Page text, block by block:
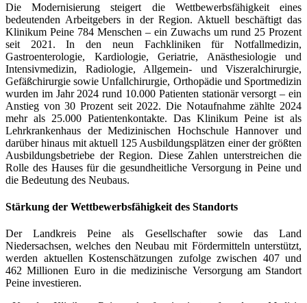
Die Modernisierung steigert die Wettbewerbsfähigkeit eines
bedeutenden Arbeitgebers in der Region. Aktuell beschäftigt das
Klinikum Peine 784 Menschen – ein Zuwachs um rund 25 Prozent
seit 2021. In den neun Fachkliniken für Notfallmedizin,
Gastroenterologie, Kardiologie, Geriatrie, Anästhesiologie und
Intensivmedizin, Radiologie, Allgemein- und Viszeralchirurgie,
Gefäßchirurgie sowie Unfallchirurgie, Orthopädie und Sportmedizin
wurden im Jahr 2024 rund 10.000 Patienten stationär versorgt – ein
Anstieg von 30 Prozent seit 2022. Die Notaufnahme zählte 2024
mehr als 25.000 Patientenkontakte. Das Klinikum Peine ist als
Lehrkrankenhaus der Medizinischen Hochschule Hannover und
darüber hinaus mit aktuell 125 Ausbildungsplätzen einer der größten
Ausbildungsbetriebe der Region. Diese Zahlen unterstreichen die
Rolle des Hauses für die gesundheitliche Versorgung in Peine und
die Bedeutung des Neubaus.
Stärkung der Wettbewerbsfähigkeit des Standorts
Der Landkreis Peine als Gesellschafter sowie das Land
Niedersachsen, welches den Neubau mit Fördermitteln unterstützt,
werden aktuellen Kostenschätzungen zufolge zwischen 407 und
462 Millionen Euro in die medizinische Versorgung am Standort
Peine investieren.